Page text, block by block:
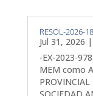
RESOL-2026-
Jul 31, 2026 |
-EX-2023-
MEM como